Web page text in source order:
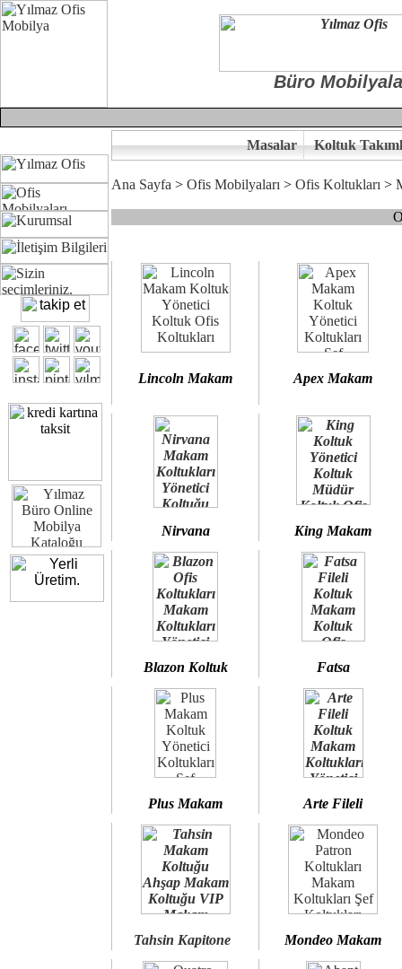
Büro
Ofisinizin dekorasyonunda ergonomi ve kaliteye önem
Çünkü sitemizde bulunan seçkin bürosit, goldsit ve modern
Size yakışan ofis koltuk tasarımına gelin birlikte karar verelim.
Kalite ve ergonomiyi arıyanların tercihi...Yılmaz Büro Mobilya
Masalar Koltuk
Ana Sayfa > Ofis Mobilyaları > Ofis Koltukları >
Lincoln Makam Apex Makam
Nirvana King Makam
Blazon Koltuk Fatsa
Plus Makam Arte Fileli
Tahsin Kapitone Mondeo Makam